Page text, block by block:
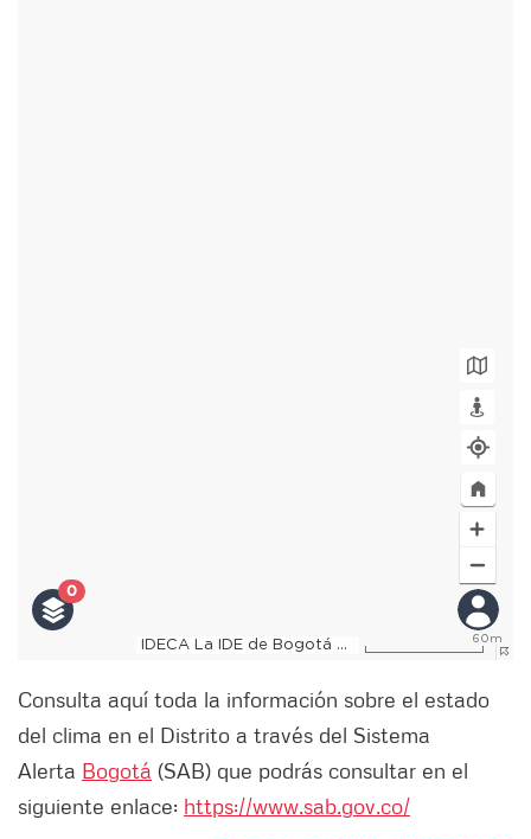
Consulta aquí toda la información sobre el estado
del clima en el Distrito a través del Sistema
Alerta Bogotá (SAB) que podrás consultar en el
siguiente enlace: https://www.sab.gov.co/